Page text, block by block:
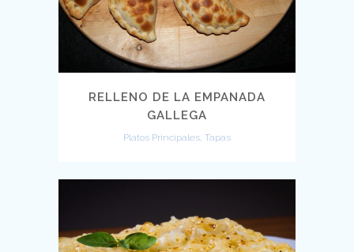
RELLENO DE LA EMPANADA
GALLEGA
Platos Principales, Tapas